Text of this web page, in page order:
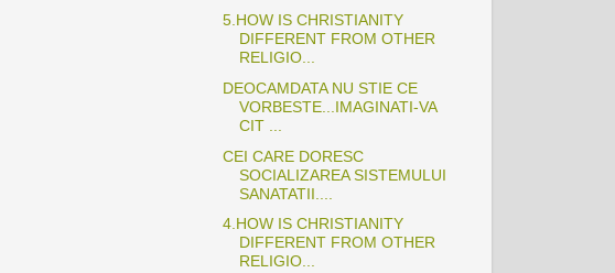
5.HOW IS CHRISTIANITY
DIFFERENT FROM OTHER
RELIGIO...
DEOCAMDATA NU STIE CE
VORBESTE...IMAGINATI-VA
CIT ...
CEI CARE DORESC
SOCIALIZAREA SISTEMULUI
SANATATII....
4.HOW IS CHRISTIANITY
DIFFERENT FROM OTHER
RELIGIO...